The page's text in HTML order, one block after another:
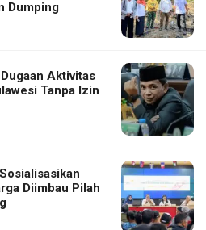
Dumping
Aktivitas
Tanpa Izin
Diimbau Pilah